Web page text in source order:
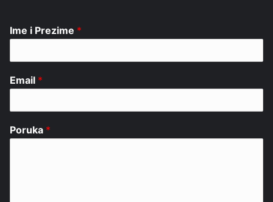
Ime i Prezime *
Email *
Poruka *